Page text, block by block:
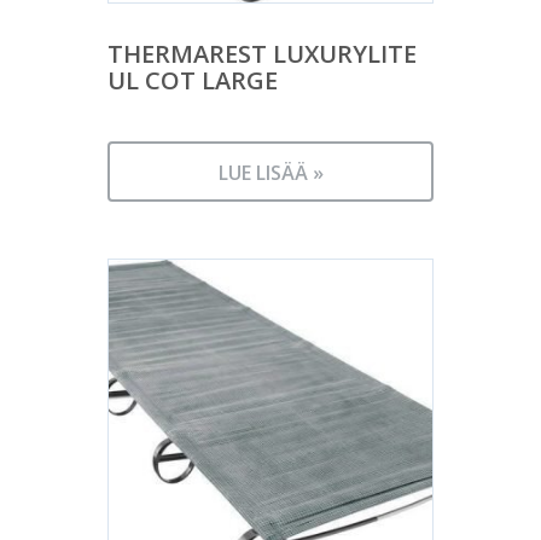
THERMAREST LUXURYLITE
UL COT LARGE
LUE LISÄÄ »